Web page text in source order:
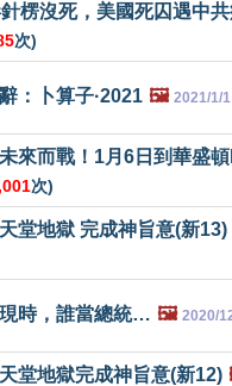
楞沒死，美國死囚遇中
次)
：卜算子·2021 🖼️ 2021/1/1
來而戰！1月6日到華盛
次)
堂地獄 完成神旨意(新13)
時，誰當總統… 🖼️ 2020/
堂地獄完成神旨意(新12)